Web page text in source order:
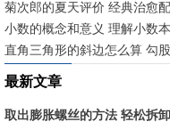
菊次郎的夏天评价 经典治愈
小数的概念和意义 理解小数
直角三角形的斜边怎么算 勾
最新文章
取出膨胀螺丝的方法 轻松拆